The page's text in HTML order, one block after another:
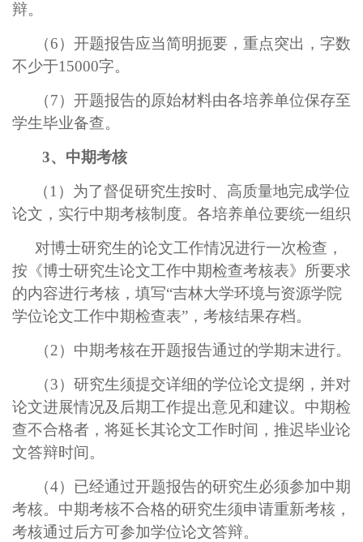
辩。
（6）开题报告应当简明扼要，重点突出，字数
不少于15000字。
（7）开题报告的原始材料由各培养单位保存至
学生毕业备查。
3、中期考核
（1）为了督促研究生按时、高质量地完成学位
论文，实行中期考核制度。各培养单位要统一组织
对博士研究生的论文工作情况进行一次检查，
按《博士研究生论文工作中期检查考核表》所要求
的内容进行考核，填写“吉林大学环境与资源学院
学位论文工作中期检查表”，考核结果存档。
（2）中期考核在开题报告通过的学期末进行。
（3）研究生须提交详细的学位论文提纲，并对
论文进展情况及后期工作提出意见和建议。中期检
查不合格者，将延长其论文工作时间，推迟毕业论
文答辩时间。
（4）已经通过开题报告的研究生必须参加中期
考核。中期考核不合格的研究生须申请重新考核，
考核通过后方可参加学位论文答辩。